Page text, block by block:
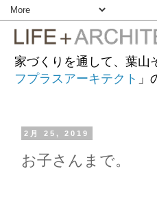
家づくりを通して、葉山
フプラスアーキテクト 」
2月 25, 2019
お子さんまで。